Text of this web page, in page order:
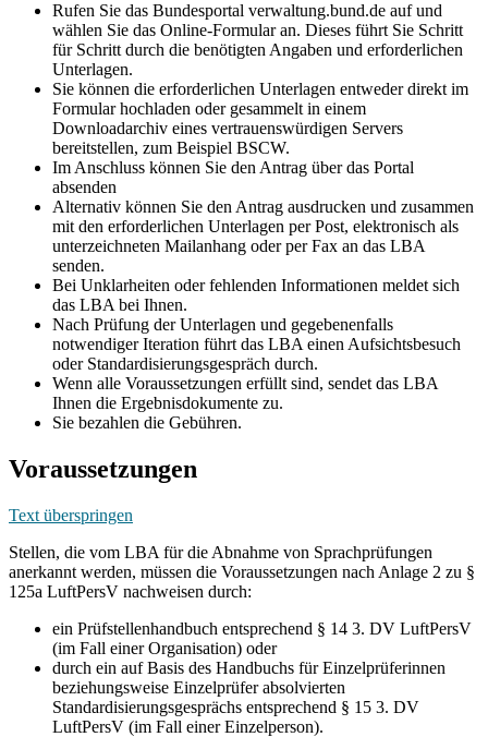
Rufen Sie das Bundesportal verwaltung.bund.de auf und
wählen Sie das Online-Formular an. Dieses führt Sie Schritt
für Schritt durch die benötigten Angaben und erforderlichen
Unterlagen.
Sie können die erforderlichen Unterlagen entweder direkt im
Formular hochladen oder gesammelt in einem
Downloadarchiv eines vertrauenswürdigen Servers
bereitstellen, zum Beispiel BSCW.
Im Anschluss können Sie den Antrag über das Portal
absenden
Alternativ können Sie den Antrag ausdrucken und zusammen
mit den erforderlichen Unterlagen per Post, elektronisch als
unterzeichneten Mailanhang oder per Fax an das LBA
senden.
Bei Unklarheiten oder fehlenden Informationen meldet sich
das LBA bei Ihnen.
Nach Prüfung der Unterlagen und gegebenenfalls
notwendiger Iteration führt das LBA einen Aufsichtsbesuch
oder Standardisierungsgespräch durch.
Wenn alle Voraussetzungen erfüllt sind, sendet das LBA
Ihnen die Ergebnisdokumente zu.
Sie bezahlen die Gebühren.
Voraussetzungen
Text überspringen
Stellen, die vom LBA für die Abnahme von Sprachprüfungen
anerkannt werden, müssen die Voraussetzungen nach Anlage 2 zu §
125a LuftPersV nachweisen durch:
ein Prüfstellenhandbuch entsprechend § 14 3. DV LuftPersV
(im Fall einer Organisation) oder
durch ein auf Basis des Handbuchs für Einzelprüferinnen
beziehungsweise Einzelprüfer absolvierten
Standardisierungsgesprächs entsprechend § 15 3. DV
LuftPersV (im Fall einer Einzelperson).